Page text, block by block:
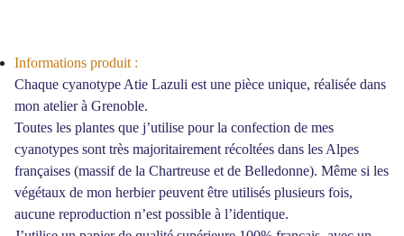
Informations produit :
Chaque cyanotype Atie Lazuli est une pièce unique, réalisée dans
mon atelier à Grenoble.
Toutes les plantes que j’utilise pour la confection de mes
cyanotypes sont très majoritairement récoltées dans les Alpes
françaises (massif de la Chartreuse et de Belledonne). Même si les
végétaux de mon herbier peuvent être utilisés plusieurs fois,
aucune reproduction n’est possible à l’identique.